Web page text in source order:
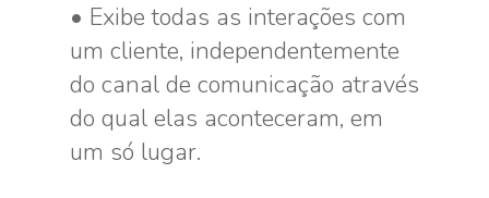
• Exibe todas as interações com
um cliente, independentemente
do canal de comunicação através
do qual elas aconteceram, em
um só lugar.